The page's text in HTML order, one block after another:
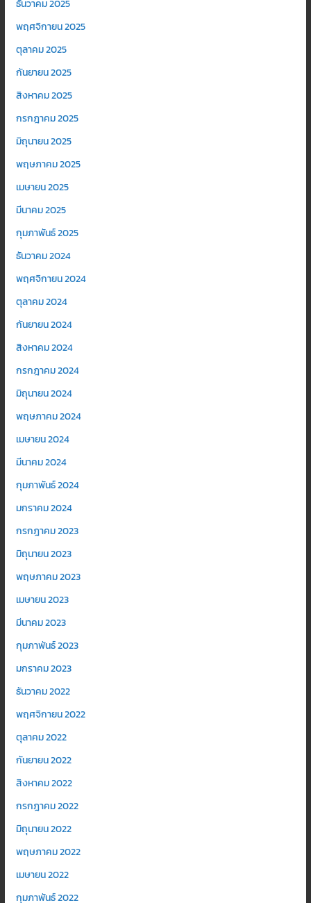
ธันวาคม 2025
พฤศจิกายน 2025
ตุลาคม 2025
กันยายน 2025
สิงหาคม 2025
กรกฎาคม 2025
มิถุนายน 2025
พฤษภาคม 2025
เมษายน 2025
มีนาคม 2025
กุมภาพันธ์ 2025
ธันวาคม 2024
พฤศจิกายน 2024
ตุลาคม 2024
กันยายน 2024
สิงหาคม 2024
กรกฎาคม 2024
มิถุนายน 2024
พฤษภาคม 2024
เมษายน 2024
มีนาคม 2024
กุมภาพันธ์ 2024
มกราคม 2024
กรกฎาคม 2023
มิถุนายน 2023
พฤษภาคม 2023
เมษายน 2023
มีนาคม 2023
กุมภาพันธ์ 2023
มกราคม 2023
ธันวาคม 2022
พฤศจิกายน 2022
ตุลาคม 2022
กันยายน 2022
สิงหาคม 2022
กรกฎาคม 2022
มิถุนายน 2022
พฤษภาคม 2022
เมษายน 2022
กุมภาพันธ์ 2022